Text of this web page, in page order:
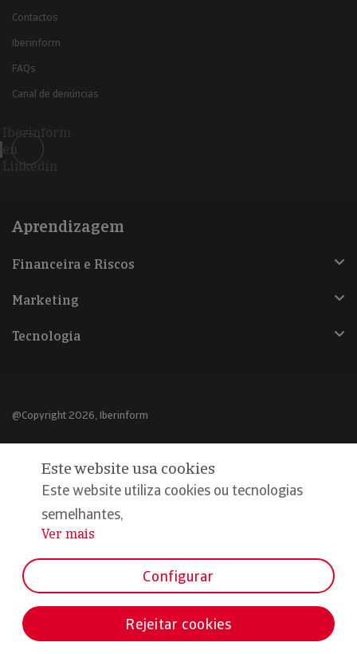
Contactos
Iberinform
FAQs
Canal de denúncias
Iberinform
en
Linkedin
Aprendizagem
Financeira e Riscos
Marketing
Tecnologia
@Copyright 2026, Iberinform
Declaração de privacidade
Compromisso qualidade e segurança
Este website usa cookies
Este website utiliza cookies ou tecnologias
semelhantes,
...
Ver mais
Configurar
Rejeitar cookies